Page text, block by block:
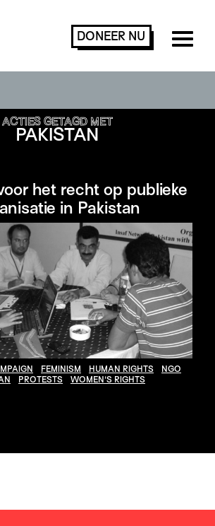
DONEER NU
ACTIES GETAGD MET
PAKISTAN
het recht op publieke
in Pakistan
FEMINISM HUMAN RIGHTS
NGO
PROTESTS WOMEN'S RIGHTS